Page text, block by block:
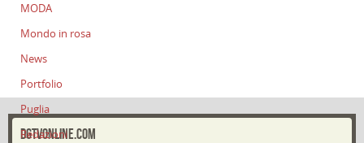
MODA
Mondo in rosa
News
Portfolio
Puglia
Redazioni
DGTVONLINE.COM